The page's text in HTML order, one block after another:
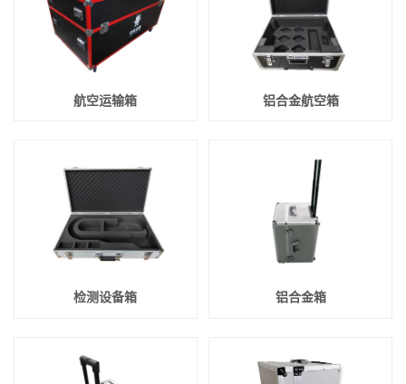
航空运输箱 铝合金航空箱
检测设备箱 铝合金箱